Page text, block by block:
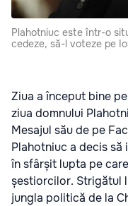
Plahotniuc este într-o
cedeze, să-l voteze pe
Ziua a început bine
ziua domnului
Mesajul său de pe
Plahotniuc a decis să
în sfârșit lupta pe
șestiorcilor. Strigătul
jungla politică de la